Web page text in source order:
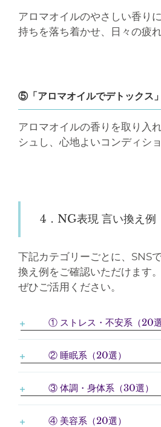
アロマオイルのやさしい香り
持ちを落ち着かせ、日々の疲
⑤「アロマオイルでデトックス
アロマオイルの香りを取り入
シュし、心地よいコンディシ
4．NG表現 言い換え例
下記カテゴリーごとに、SNS
換え例をご確認いただけます
ぜひご活用ください。
① ストレス・不安系（20選
② 睡眠系（20選）
③ 体調・身体系（30選）
④ 美容系（20選）